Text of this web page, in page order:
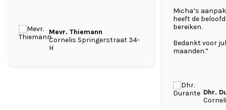
Mevr. Thiemann
Cornelis Springerstraat 34-
H
Micha’s
heeft de
bereiken.
Bedankt voor
maanden.”
Dhr.